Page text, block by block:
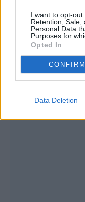
I want to opt-out
Retention, Sale,
Personal Data
Purposes for
Opted In
CONFIRM
Data Deletion
στο μαγαζί με
Έτσι είναι ο
επίσης, ο